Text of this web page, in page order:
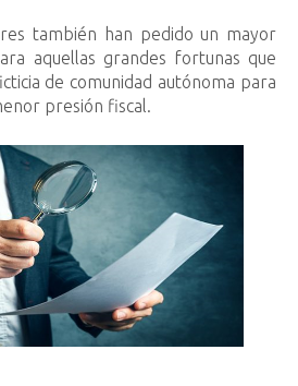
también han pedido un mayor
aquellas grandes fortunas que
de comunidad autónoma para
presión fiscal.